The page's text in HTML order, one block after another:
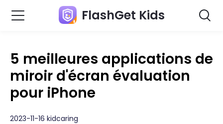
FlashGet Kids
5 meilleures applications de
miroir d'écran évaluation
pour iPhone
2023-11-16 kidcaring